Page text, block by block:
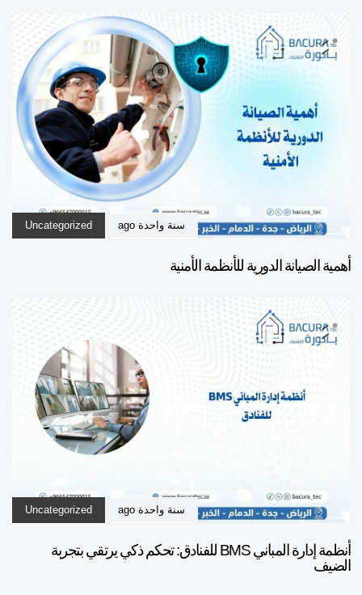
سنة واحدة ago Uncategorized
أهمية الصيانة الدورية للأنظمة الأمنية
سنة واحدة ago Uncategorized
أنظمة إدارة المباني BMS للفنادق: تحكم ذكي يرتقي بتجربة
الضيف